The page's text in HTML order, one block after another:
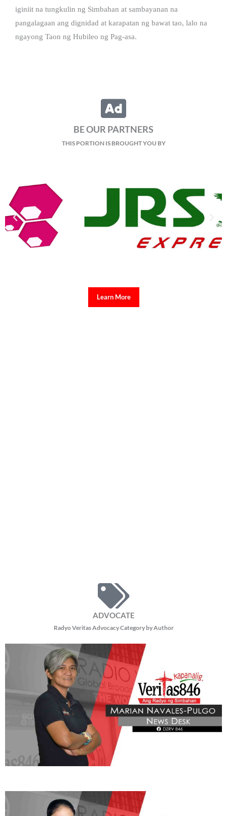
iginiit na tungkulin ng Simbahan at sambayanan na
pangalagaan ang dignidad at karapatan ng bawat tao, lalo na
ngayong Taon ng Hubileo ng Pag-asa.
BE OUR PARTNERS
THIS PORTION IS BROUGHT YOU BY
Learn More
ADVOCATE
Radyo Veritas Advocacy Category by Author